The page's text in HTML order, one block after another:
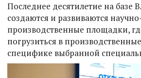
Последнее десятилетие на базе
создаются и развиваются
производственные площадки,
погрузиться в
специфике выбранной